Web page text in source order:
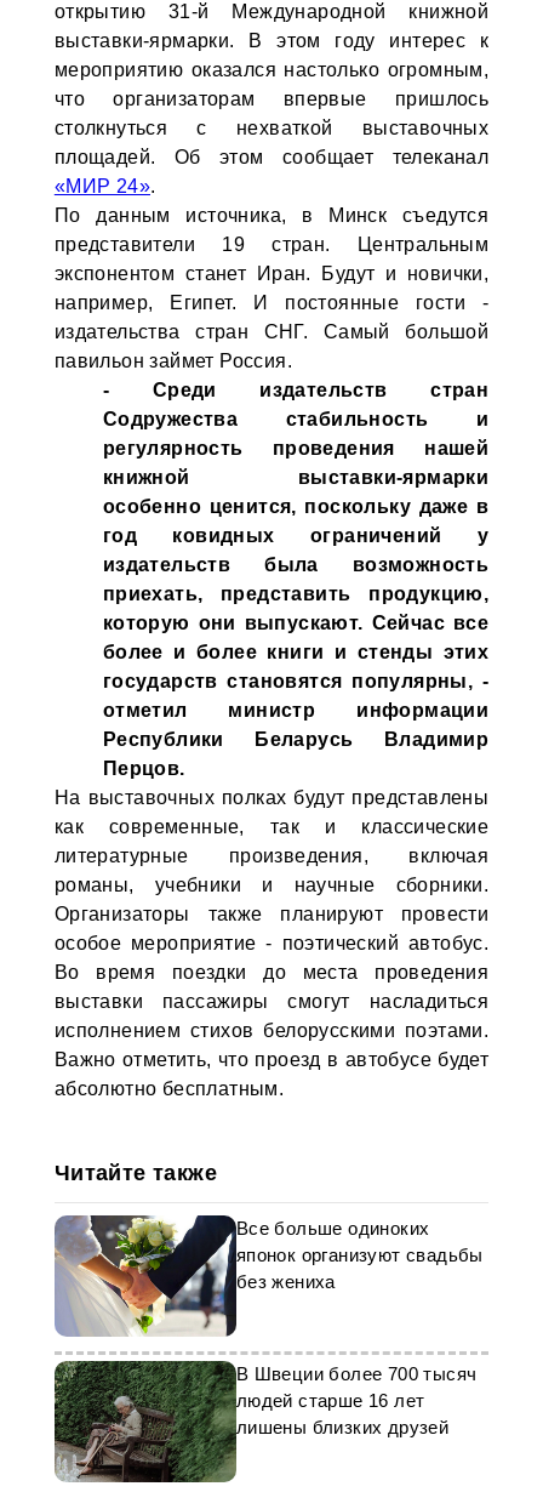
открытию 31-й Международной книжной
выставки-ярмарки. В этом году интерес к
мероприятию оказался настолько огромным,
что организаторам впервые пришлось
столкнуться с нехваткой выставочных
площадей. Об этом сообщает телеканал
«МИР 24».
По данным источника, в Минск съедутся
представители 19 стран. Центральным
экспонентом станет Иран. Будут и новички,
например, Египет. И постоянные гости -
издательства стран СНГ. Самый большой
павильон займет Россия.
- Среди издательств стран
Содружества стабильность и
регулярность проведения нашей
книжной выставки-ярмарки
особенно ценится, поскольку даже в
год ковидных ограничений у
издательств была возможность
приехать, представить продукцию,
которую они выпускают. Сейчас все
более и более книги и стенды этих
государств становятся популярны, -
отметил министр информации
Республики Беларусь Владимир
Перцов.
На выставочных полках будут представлены
как современные, так и классические
литературные произведения, включая
романы, учебники и научные сборники.
Организаторы также планируют провести
особое мероприятие - поэтический автобус.
Во время поездки до места проведения
выставки пассажиры смогут насладиться
исполнением стихов белорусскими поэтами.
Важно отметить, что проезд в автобусе будет
абсолютно бесплатным.
Читайте также
Все больше одиноких
японок организуют свадьбы
без жениха
В Швеции более 700 тысяч
людей старше 16 лет
лишены близких друзей